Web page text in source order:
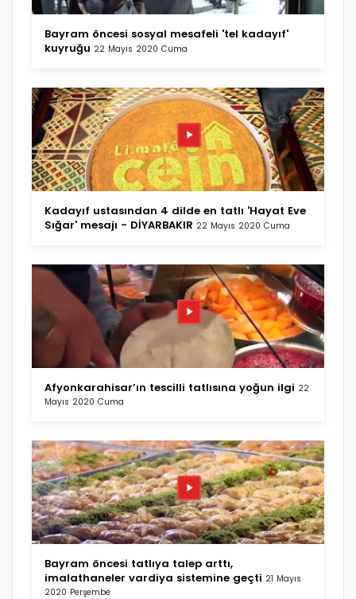
Bayram öncesi sosyal mesafeli 'tel kadayıf'
kuyruğu 22 Mayıs 2020 Cuma
Kadayıf ustasından 4 dilde en tatlı 'Hayat Eve
Sığar' mesajı - DİYARBAKIR 22 Mayıs 2020 Cuma
Afyonkarahisar’ın tescilli tatlısına yoğun ilgi 22
Mayıs 2020 Cuma
Bayram öncesi tatlıya talep arttı,
imalathaneler vardiya sistemine geçti 21 Mayıs
2020 Perşembe